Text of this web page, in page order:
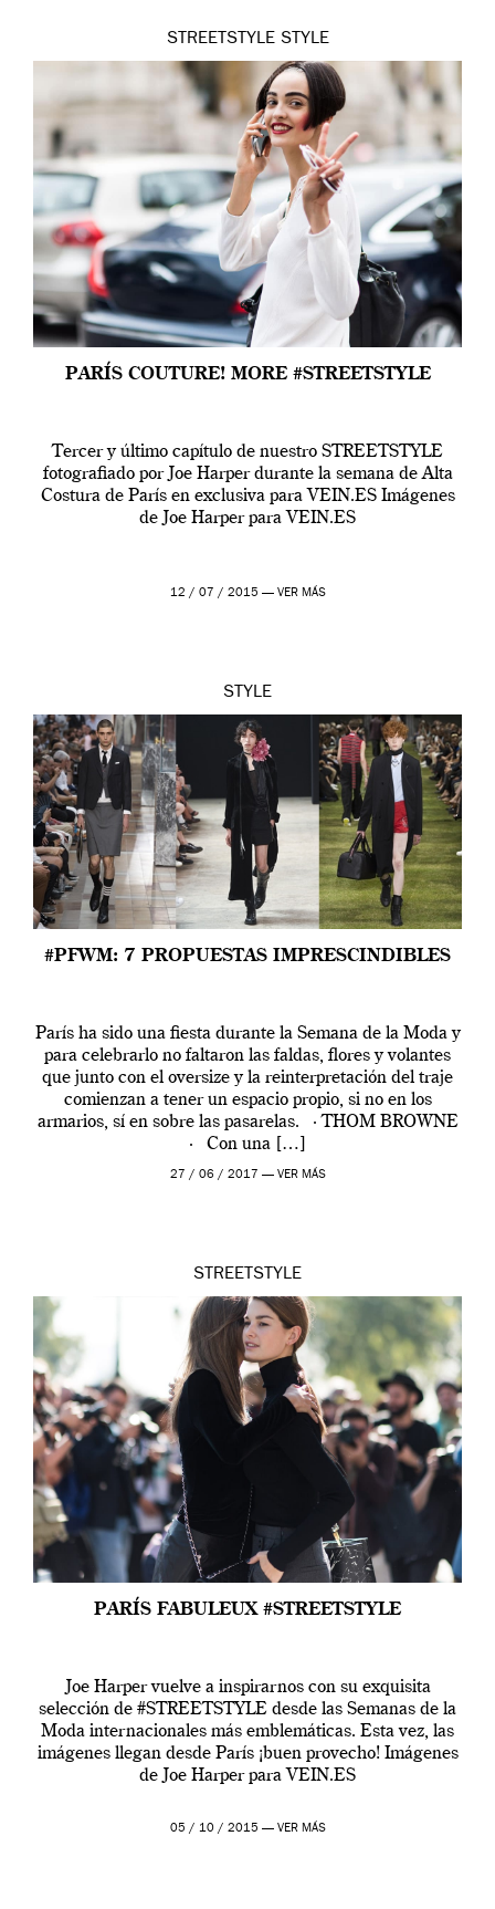
STREETSTYLE STYLE
PARÍS COUTURE! MORE #STREETSTYLE
Tercer y último capítulo de nuestro STREETSTYLE
fotografiado por Joe Harper durante la semana de Alta
Costura de París en exclusiva para VEIN.ES Imágenes
de Joe Harper para VEIN.ES
12 / 07 / 2015 — VER MÁS
STYLE
#PFWM: 7 PROPUESTAS IMPRESCINDIBLES
París ha sido una fiesta durante la Semana de la Moda y
para celebrarlo no faltaron las faldas, flores y volantes
que junto con el oversize y la reinterpretación del traje
comienzan a tener un espacio propio, si no en los
armarios, sí en sobre las pasarelas. · THOM BROWNE
· Con una […]
27 / 06 / 2017 — VER MÁS
STREETSTYLE
PARÍS FABULEUX #STREETSTYLE
Joe Harper vuelve a inspirarnos con su exquisita
selección de #STREETSTYLE desde las Semanas de la
Moda internacionales más emblemáticas. Esta vez, las
imágenes llegan desde París ¡buen provecho! Imágenes
de Joe Harper para VEIN.ES
05 / 10 / 2015 — VER MÁS